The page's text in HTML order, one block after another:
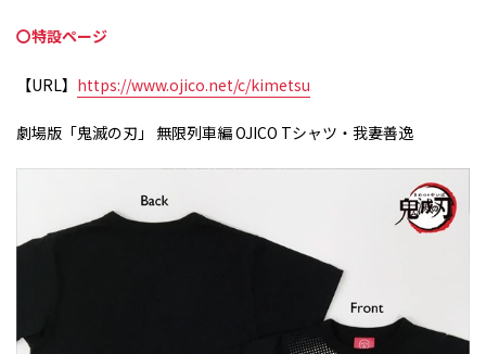
〇特設ページ
【URL】 https://www.ojico.net/c/kimetsu
劇場版「鬼滅の刃」 無限列車編OJICO Tシャツ・我妻善逸